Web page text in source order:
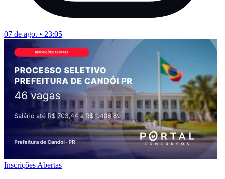
07 de ago. • 23:05
Inscrições Abertas